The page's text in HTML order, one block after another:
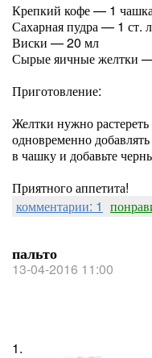
Крепкий кофе — 1
Сахарная пудра — 1 ст.
Виски — 20 мл
Сырые яичные желтки
Приготовление:
Желтки нужно
одновременно
в чашку и добавьте
Приятного аппетита!
комментарии: 1
пальто
13-04-2016 11:00
1.